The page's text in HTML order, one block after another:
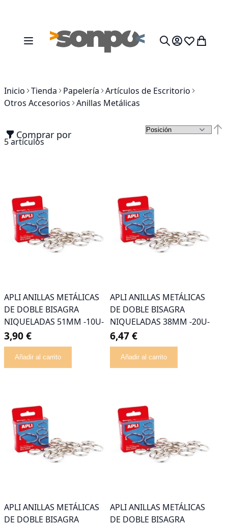
Toggle Nav Mi cesta
Inicio Tienda Papelería Artículos de Escritorio
Otros Accesorios Anillas Metálicas
Comprar por
5artículos
APLI ANILLAS METÁLICAS
DE DOBLE BISAGRA
NIQUELADAS 51MM -10U-
3,90 €
Añadir al carrito
APLI ANILLAS METÁLICAS
DE DOBLE BISAGRA
NIQUELADAS 38MM -20U-
6,47 €
Añadir al carrito
APLI ANILLAS METÁLICAS
DE DOBLE BISAGRA
APLI ANILLAS METÁLICAS
DE DOBLE BISAGRA